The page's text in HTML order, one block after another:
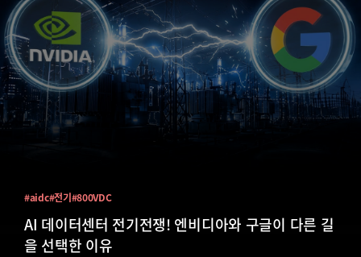
AI 데이터센터 전기전쟁! 엔비디아와 구글이 다른 길
을 선택한 이유
#aidc#전기#800VDC